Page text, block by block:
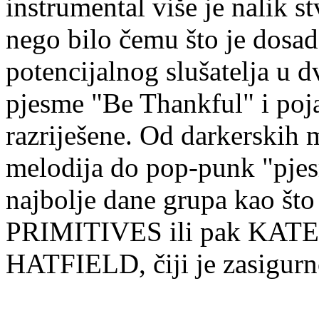
instrumental više je nalik
nego bilo čemu što je
potencijalnog slušatelja u
pjesme "Be Thankful" i
razriješene. Od darkerskih
melodija do pop-punk
najbolje dane grupa kao
PRIMITIVES ili pak
HATFIELD, čiji je